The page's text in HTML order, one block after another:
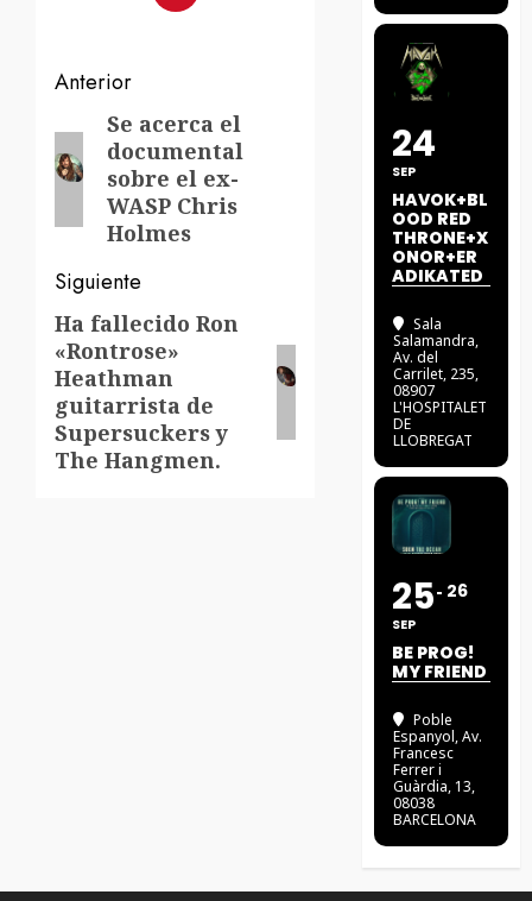
Navegación
de
entradas
Anterior
Entrada
anterior:
Se acerca el
documental
sobre el ex-
WASP Chris
Holmes
Siguiente
Siguiente
entrada:
Ha fallecido Ron
«Rontrose»
Heathman
guitarrista de
Supersuckers y
The Hangmen.
24
SEP
HAVOK+BL
OOD RED
THRONE+X
ONOR+ER
ADIKATED
Sala
Salamandra,
Av. del
Carrilet, 235,
08907
L'HOSPITALET
DE
LLOBREGAT
25
SEP
26
BE PROG!
MY FRIEND
Poble
Espanyol, Av.
Francesc
Ferrer i
Guàrdia, 13,
08038
BARCELONA